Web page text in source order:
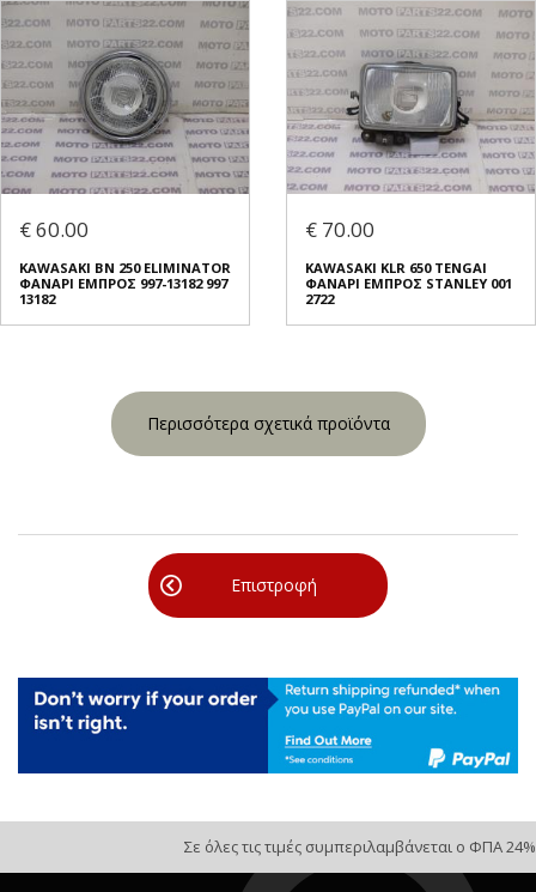
€ 60.00
KAWASAKI BN 250 ELIMINATOR
ΦΑΝΑΡΙ ΕΜΠΡΟΣ 997-13182 997
13182
€ 70.00
KAWASAKI KLR 650 TENGAI
ΦΑΝΑΡΙ ΕΜΠΡΟΣ STANLEY 001
2722
Περισσότερα σχετικά προϊόντα
Επιστροφή
Σε όλες τις τιμές συμπεριλαμβάνεται ο ΦΠΑ 24%